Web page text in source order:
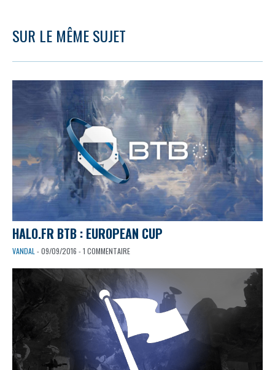
SUR LE MÊME SUJET
HALO.FR BTB : EUROPEAN CUP
VANDAL - 09/09/2016 - 1 COMMENTAIRE